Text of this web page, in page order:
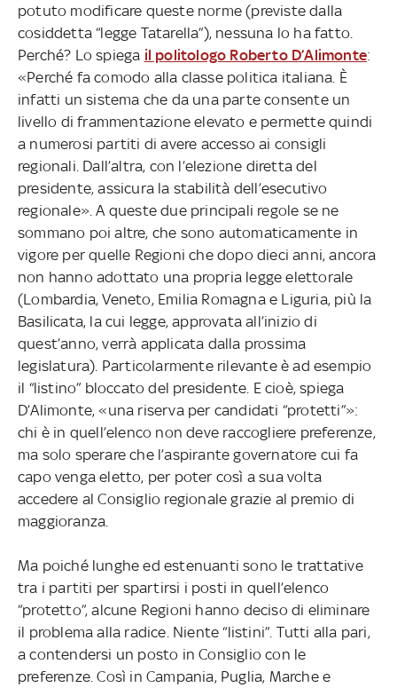
potuto modificare queste norme (previste dalla
cosiddetta “legge Tatarella”), nessuna lo ha fatto.
Perché? Lo spiega il politologo Roberto D’Alimonte:
«Perché fa comodo alla classe politica italiana. È
infatti un sistema che da una parte consente un
livello di frammentazione elevato e permette quindi
a numerosi partiti di avere accesso ai consigli
regionali. Dall’altra, con l’elezione diretta del
presidente, assicura la stabilità dell’esecutivo
regionale». A queste due principali regole se ne
sommano poi altre, che sono automaticamente in
vigore per quelle Regioni che dopo dieci anni, ancora
non hanno adottato una propria legge elettorale
(Lombardia, Veneto, Emilia Romagna e Liguria, più la
Basilicata, la cui legge, approvata all’inizio di
quest’anno, verrà applicata dalla prossima
legislatura). Particolarmente rilevante è ad esempio
il “listino” bloccato del presidente. E cioè, spiega
D’Alimonte, «una riserva per candidati “protetti”»:
chi è in quell’elenco non deve raccogliere preferenze,
ma solo sperare che l’aspirante governatore cui fa
capo venga eletto, per poter così a sua volta
accedere al Consiglio regionale grazie al premio di
maggioranza.
Ma poiché lunghe ed estenuanti sono le trattative
tra i partiti per spartirsi i posti in quell’elenco
“protetto”, alcune Regioni hanno deciso di eliminare
il problema alla radice. Niente “listini”. Tutti alla pari,
a contendersi un posto in Consiglio con le
preferenze. Così in Campania, Puglia, Marche e